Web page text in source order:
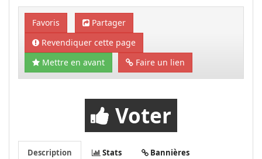
Favoris
Partager
Revendiquer cette page
Mettre en avant
Faire un lien
Voter
Description Stats Bannières